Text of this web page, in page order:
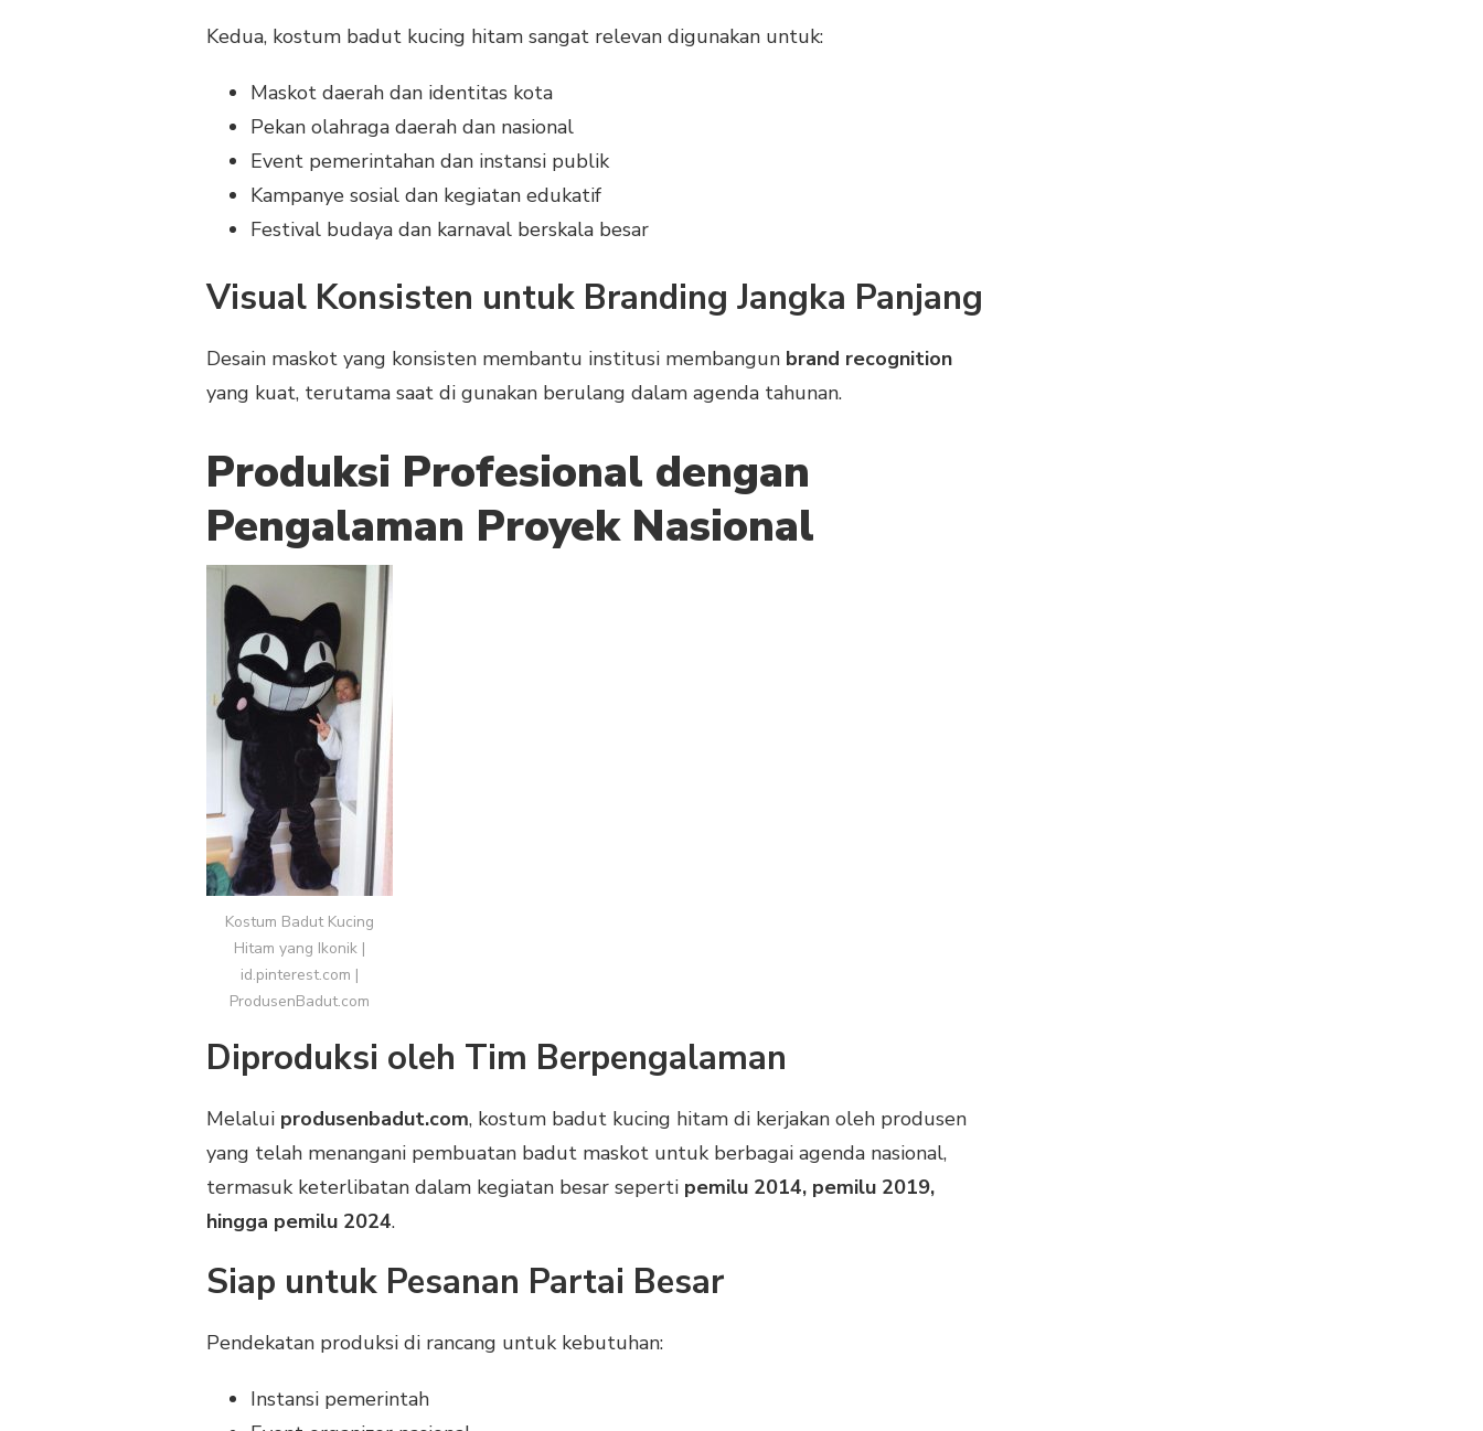
Kedua, kostum badut kucing hitam sangat relevan digunakan untuk:
Maskot daerah dan identitas kota
Pekan olahraga daerah dan nasional
Event pemerintahan dan instansi publik
Kampanye sosial dan kegiatan edukatif
Festival budaya dan karnaval berskala besar
Visual Konsisten untuk Branding Jangka Panjang
Desain maskot yang konsisten membantu institusi membangun brand recognition
yang kuat, terutama saat di gunakan berulang dalam agenda tahunan.
Produksi Profesional dengan
Pengalaman Proyek Nasional
Kostum Badut Kucing
Hitam yang Ikonik |
id.pinterest.com |
ProdusenBadut.com
Diproduksi oleh Tim Berpengalaman
Melalui produsenbadut.com, kostum badut kucing hitam di kerjakan oleh produsen
yang telah menangani pembuatan badut maskot untuk berbagai agenda nasional,
termasuk keterlibatan dalam kegiatan besar seperti pemilu 2014, pemilu 2019,
hingga pemilu 2024.
Siap untuk Pesanan Partai Besar
Pendekatan produksi di rancang untuk kebutuhan:
Instansi pemerintah